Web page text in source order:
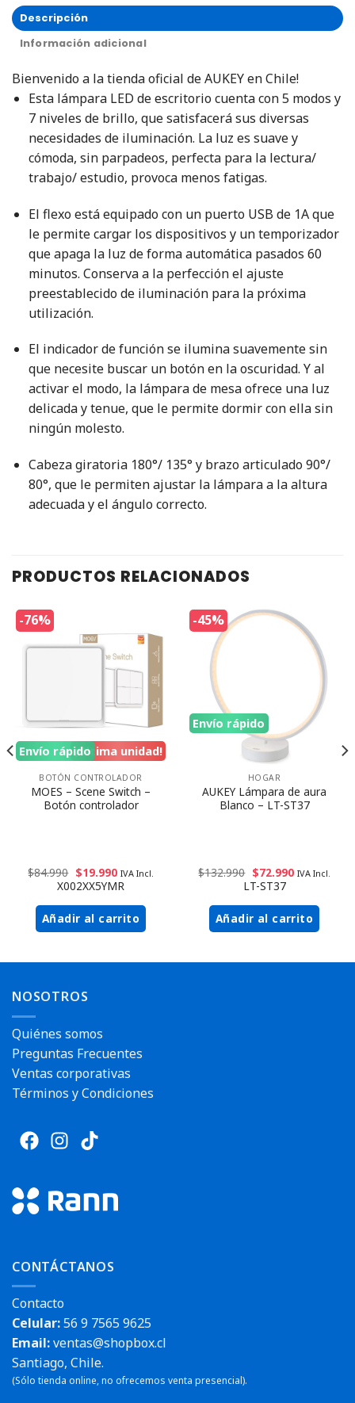
Descripción
Información adicional
Bienvenido a la tienda oficial de AUKEY en Chile!
Esta lámpara LED de escritorio cuenta con 5 modos y
7 niveles de brillo, que satisfacerá sus diversas
necesidades de iluminación. La luz es suave y
cómoda, sin parpadeos, perfecta para la lectura/
trabajo/ estudio, provoca menos fatigas.
El flexo está equipado con un puerto USB de 1A que
le permite cargar los dispositivos y un temporizador
que apaga la luz de forma automática pasados 60
minutos. Conserva a la perfección el ajuste
preestablecido de iluminación para la próxima
utilización.
El indicador de función se ilumina suavemente sin
que necesite buscar un botón en la oscuridad. Y al
activar el modo, la lámpara de mesa ofrece una luz
delicada y tenue, que le permite dormir con ella sin
ningún molesto.
Cabeza giratoria 180°/ 135° y brazo articulado 90°/
80°, que le permiten ajustar la lámpara a la altura
adecuada y el ángulo correcto.
PRODUCTOS RELACIONADOS
-76%
¡Ultima unidad!
Envío rápido
BOTÓN CONTROLADOR
MOES – Scene Switch –
Botón controlador
$84.990 $19.990 IVA Incl.
X002XX5YMR
Añadir al carrito
-45%
Envío rápido
HOGAR
AUKEY Lámpara de aura
Blanco – LT-ST37
$132.990 $72.990 IVA Incl.
LT-ST37
Añadir al carrito
NOSOTROS
Quiénes somos
Preguntas Frecuentes
Ventas corporativas
Términos y Condiciones
CONTÁCTANOS
Contacto
Celular:56 9 7565 9625
Email:ventas@shopbox.cl
Santiago, Chile.
(Sólo tienda online, no ofrecemos venta presencial).